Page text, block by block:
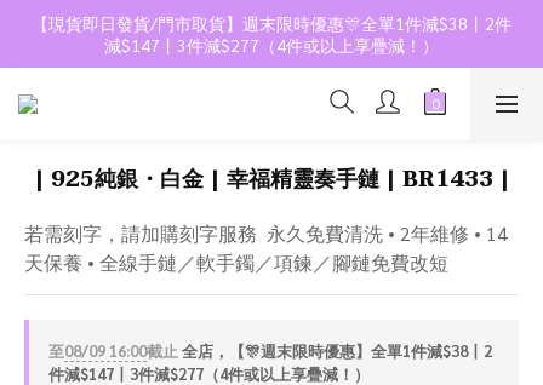
【現貨即日發貨/門市取貨】週末限時優惠🎊全單1件減$38丨2件
減$147丨3件減$277（4件或以上享疊減！）
| 925純銀・白金 | 幸福精靈奏手鏈 | BR1433 |
若需刻字，請加購刻字服務  永久免費清洗 • 2年維修 • 14
天保養 • 全線手鏈／軟手鐲／項鍊／腳鏈免費改短
至08/09 16:00截止 全店，【🎊週末限時優惠】全單1件減$38丨2
件減$147丨3件減$277（4件或以上享疊減！）